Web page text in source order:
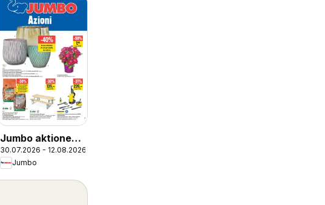
Jumbo aktionen
IT
30.07.2026 - 12.08.2026
Jumbo